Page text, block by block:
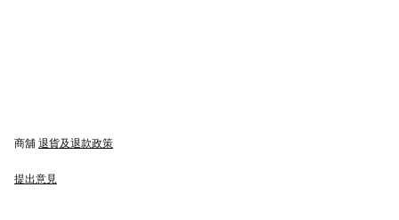
商舖 退貨及退款政策
提出意見